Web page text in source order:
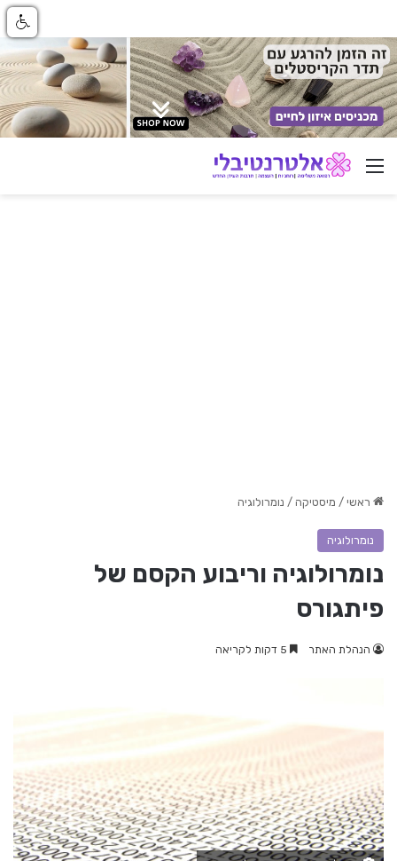
ניווט באתר
ראשי / מיסטיקה / נומרולוגיה
נומרולוגיה
נומרולוגיה וריבוע הקסם של
פיתגורס
הנהלת האתר